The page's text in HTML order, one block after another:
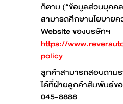
ก็ตาม (“ข้อมูลส่วนบุคค
สามารถศึกษานโยบายค
Website ของบริษัทฯ
https://
policy
ลูกค้าสามารถสอบถามร
ได้ที่ฝ่ายลูกค้าสัมพันธ์ข
045-8888